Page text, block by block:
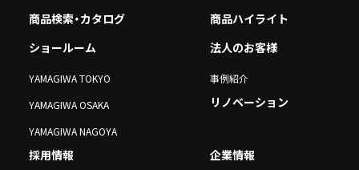
商品検索・カタログ
商品ハイライト
ショールーム
YAMAGIWA TOKYO
YAMAGIWA OSAKA
YAMAGIWA NAGOYA
法人のお客様
事例紹介
リノベーション
採用情報
企業情報